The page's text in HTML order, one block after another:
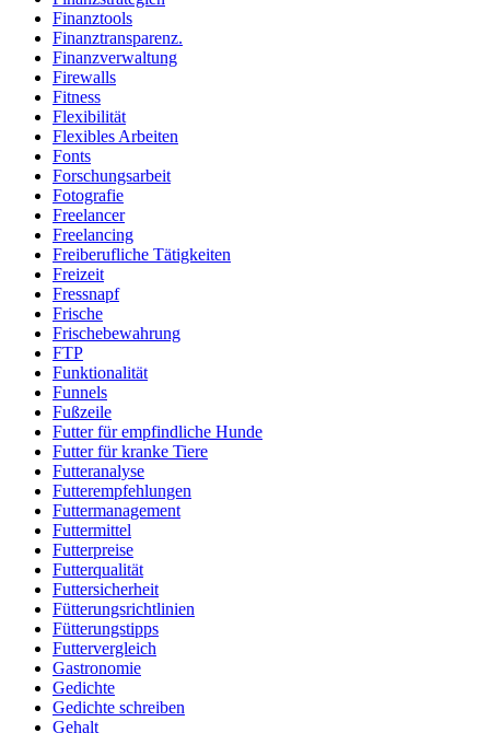
Finanztools
Finanztransparenz.
Finanzverwaltung
Firewalls
Fitness
Flexibilität
Flexibles Arbeiten
Fonts
Forschungsarbeit
Fotografie
Freelancer
Freelancing
Freiberufliche Tätigkeiten
Freizeit
Fressnapf
Frische
Frischebewahrung
FTP
Funktionalität
Funnels
Fußzeile
Futter für empfindliche Hunde
Futter für kranke Tiere
Futteranalyse
Futterempfehlungen
Futtermanagement
Futtermittel
Futterpreise
Futterqualität
Futtersicherheit
Fütterungsrichtlinien
Fütterungstipps
Futtervergleich
Gastronomie
Gedichte
Gedichte schreiben
Gehalt